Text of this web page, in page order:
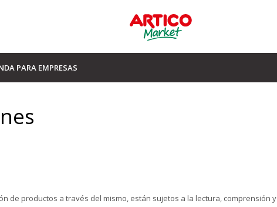
PARA EMPRESAS
de productos a través del mismo, están sujetos a la lectura, comprensión y